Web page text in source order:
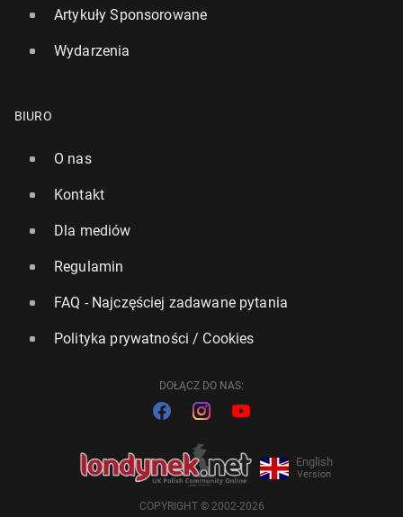
Artykuły Sponsorowane
Wydarzenia
BIURO
O nas
Kontakt
Dla mediów
Regulamin
FAQ - Najczęściej zadawane pytania
Polityka prywatności / Cookies
DOŁĄCZ DO NAS:
English
Version
COPYRIGHT © 2002-2026